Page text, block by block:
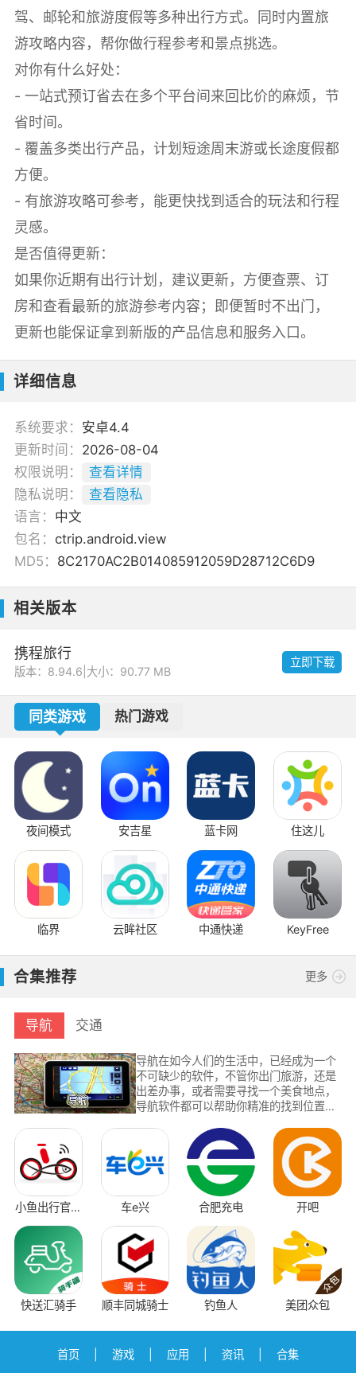
驾、邮轮和旅游度假等多种出行方式。同时内置旅
游攻略内容，帮你做行程参考和景点挑选。
对你有什么好处：
- 一站式预订省去在多个平台间来回比价的麻烦，节
省时间。
- 覆盖多类出行产品，计划短途周末游或长途度假都
方便。
- 有旅游攻略可参考，能更快找到适合的玩法和行程
灵感。
是否值得更新：
如果你近期有出行计划，建议更新，方便查票、订
房和查看最新的旅游参考内容；即便暂时不出门，
更新也能保证拿到新版的产品信息和服务入口。
详细信息
系统要求： 安卓4.4
更新时间： 2026-08-04
权限说明：
查看详情
隐私说明：
查看隐私
语言： 中文
包名： ctrip.android.view
MD5： 8C2170AC2B014085912059D28712C6D9
相关版本
携程旅行
版本：8.94.6 大小：90.77 MB
立即下载
同类游戏 热门游戏
夜间模式 安吉星 蓝卡网 住这儿
临界 云眸社区 中通快递 KeyFree
合集推荐 更多
导航 交通
导航在如今人们的生活中，已经成为一个
不可缺少的软件，不管你出门旅游，还是
出差办事，或者需要寻找一个美食地点，
导航软件都可以帮助你精准的找到位置，
到达你想要去的地方，导航功能非常全
面，这里为大家提供了目前手机导航app
排行榜前十名，排行榜单不断更新，让你
随时可以下载最好用的导航软件。
小鱼出行官方
版
车e兴 合肥充电 开吧
快送汇骑手 顺丰同城骑士 钓鱼人 美团众包
首页 游戏 应用 资讯 合集